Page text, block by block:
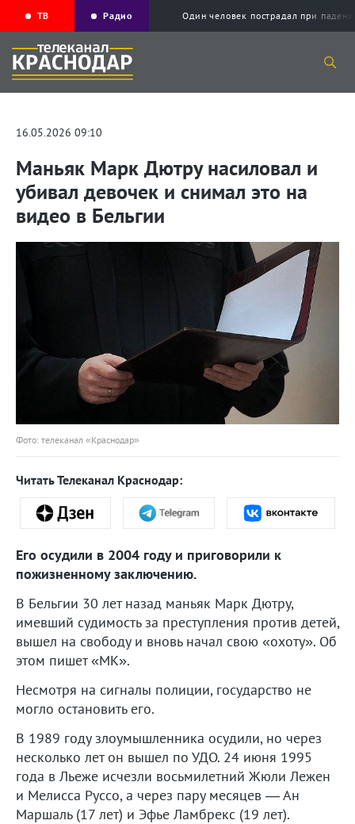
ТВ Радио Один человек пострадал при
16.05.2026 09:10
Маньяк Марк Дютру насиловал и
убивал девочек и снимал это на
видео в Бельгии
Фото: телеканал «Краснодар»
Читать Телеканал Краснодар:
Его осудили в 2004 году и приговорили к
пожизненному заключению.
В Бельгии 30 лет назад маньяк Марк Дютру,
имевший судимость за преступления против детей,
вышел на свободу и вновь начал свою «охоту». Об
этом пишет «МК».
Несмотря на сигналы полиции, государство не
могло остановить его.
В 1989 году злоумышленника осудили, но через
несколько лет он вышел по УДО. 24 июня 1995
года в Льеже исчезли восьмилетний Жюли Лежен
и Мелисса Руссо, а через пару месяцев — Ан
Маршаль (17 лет) и Эфье Ламбрекс (19 лет).